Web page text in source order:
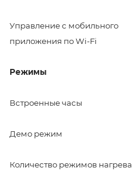
Управление c мобильного
приложения по Wi-Fi
Режимы
Встроенные часы
Демо режим
Количество режимов нагрева